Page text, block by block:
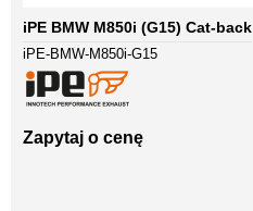
iPE BMW M850i (G15) Cat-back
iPE-BMW-M850i-G15
Zapytaj o cenę